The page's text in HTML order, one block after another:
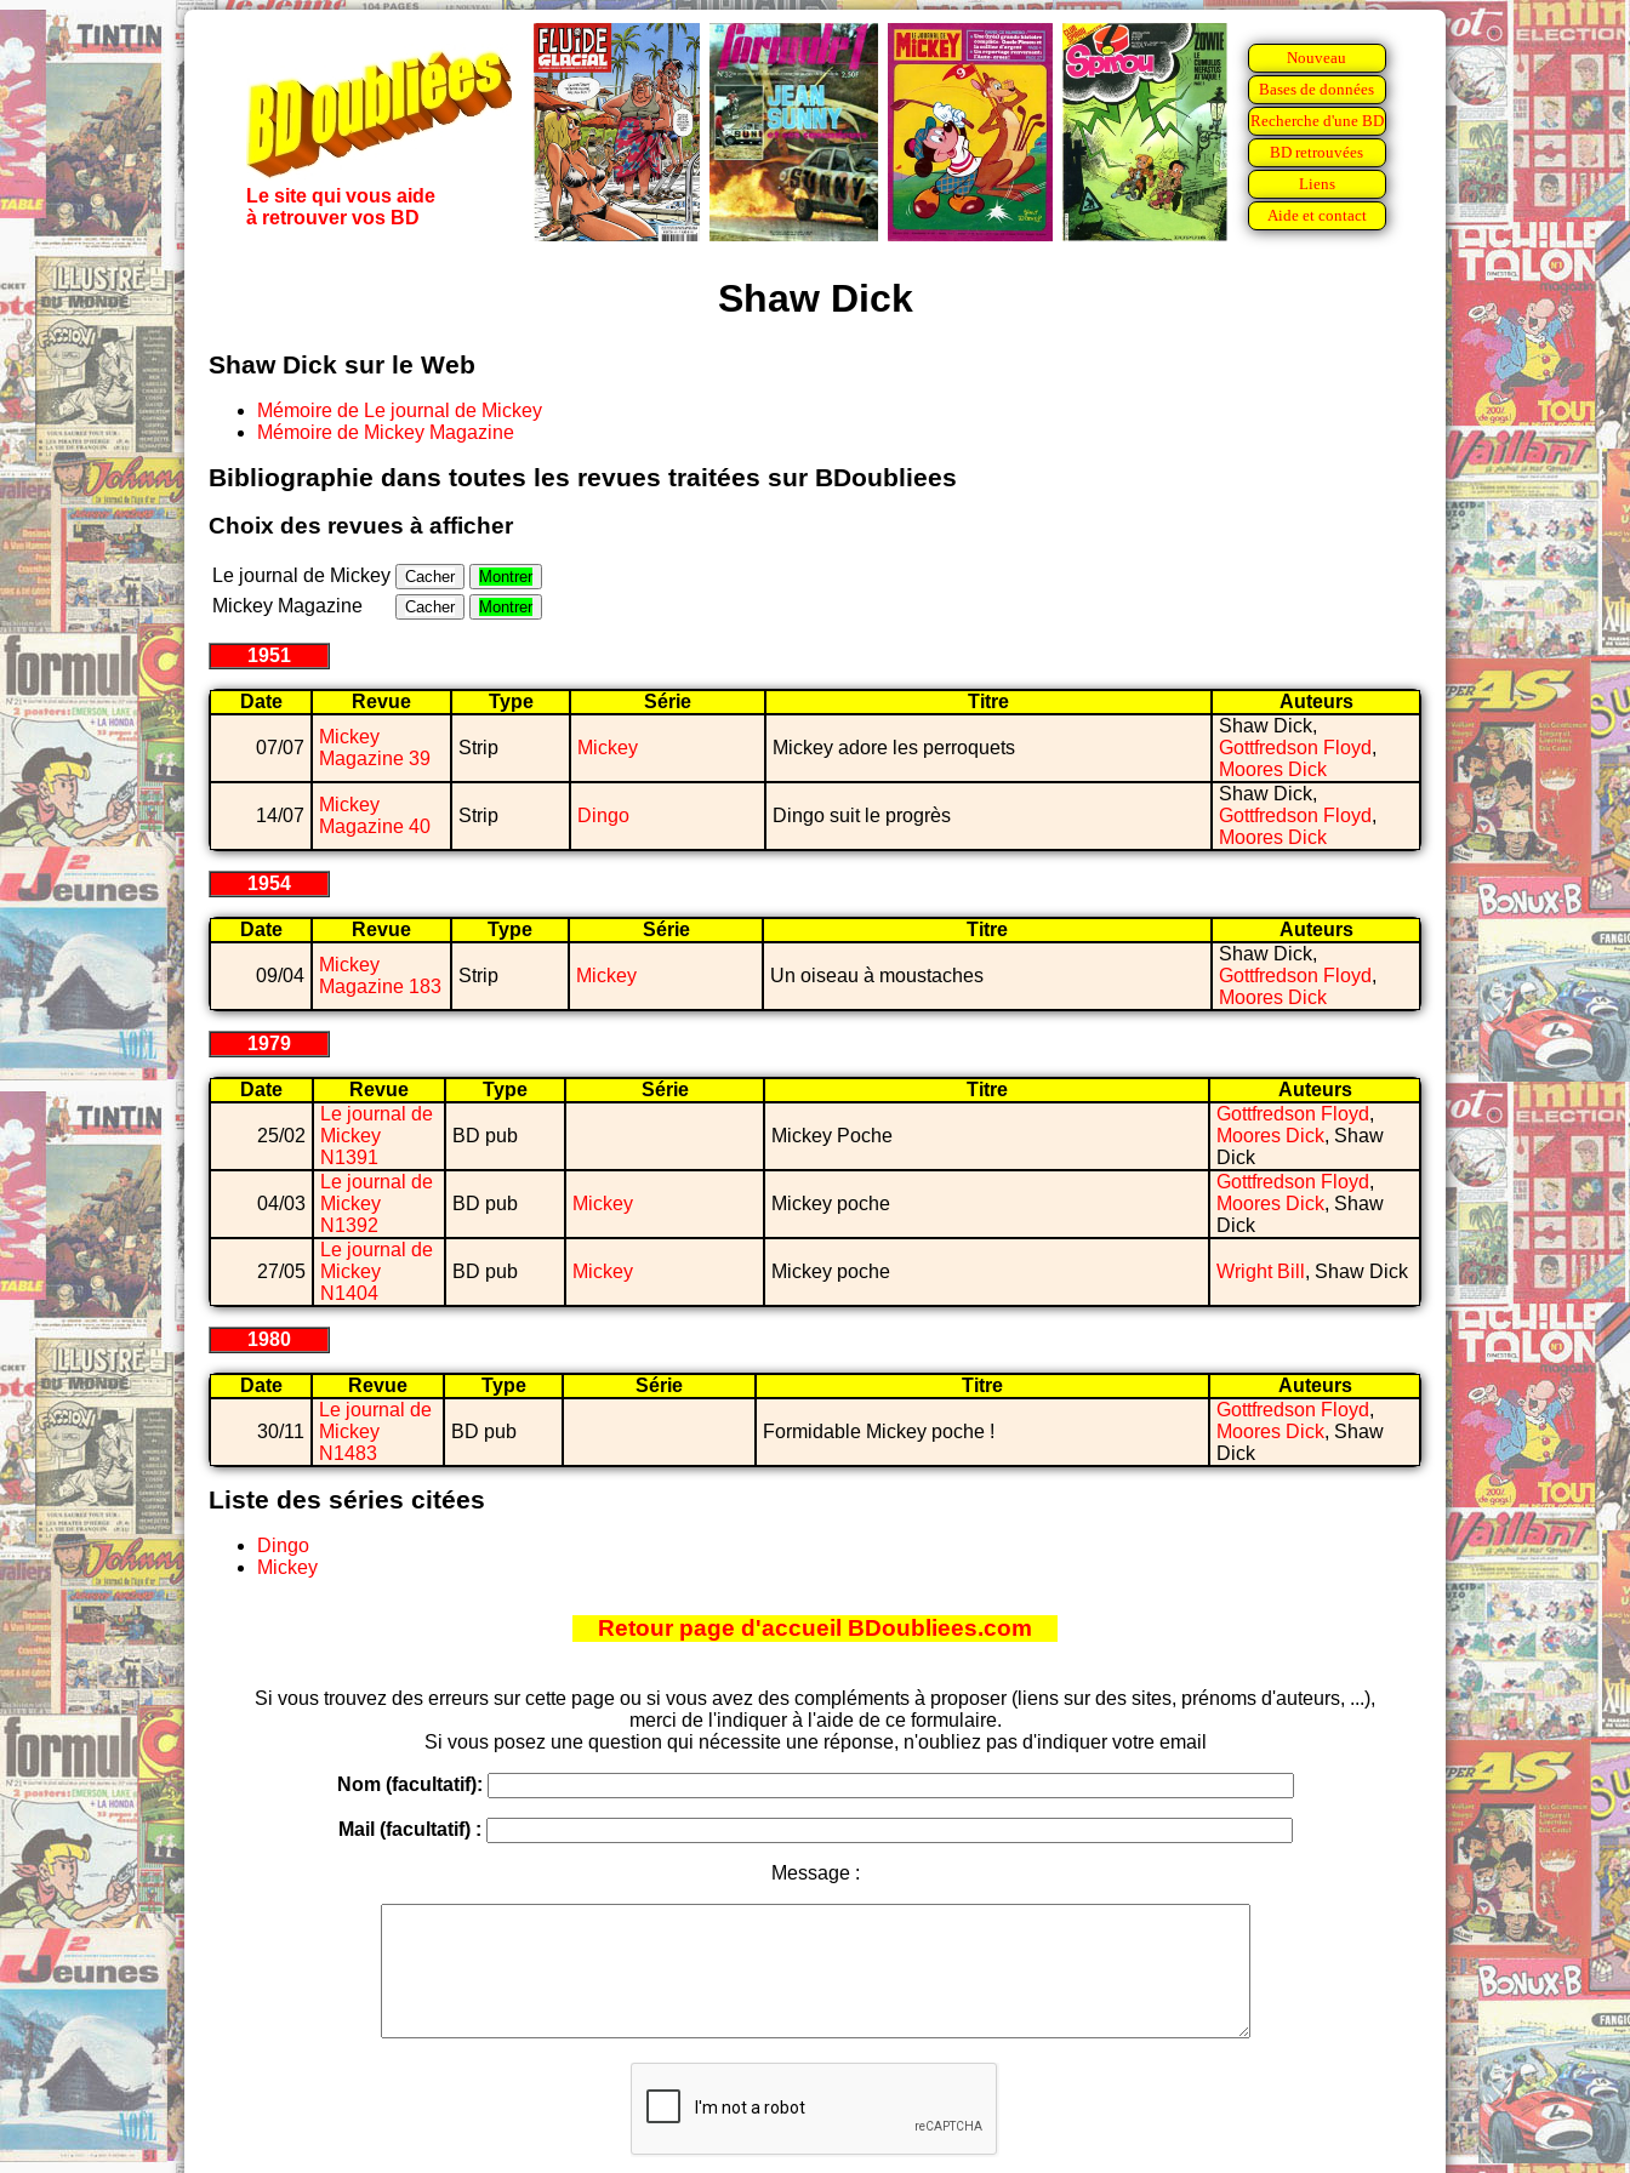
Le site qui vous aide
à retrouver vos BD
Nouveau
Bases de données
Recherche d'une BD
BD retrouvées
Liens
Aide et contact
Shaw Dick
Shaw Dick sur le Web
Mémoire de Le journal de Mickey
Mémoire de Mickey Magazine
Bibliographie dans toutes les revues traitées sur BDoubliees
Choix des revues à afficher
Le journal de Mickey Cacher Montrer
Mickey Magazine Cacher Montrer
1951
Date Revue Type Série Titre Auteurs
07/07
Mickey
Magazine 39
Strip Mickey Mickey adore les perroquets
Shaw Dick,
Gottfredson Floyd,
Moores Dick
14/07
Mickey
Magazine 40
Strip Dingo Dingo suit le progrès
Shaw Dick,
Gottfredson Floyd,
Moores Dick
1954
Date Revue Type Série Titre Auteurs
09/04
Mickey
Magazine 183
Strip Mickey Un oiseau à moustaches
Shaw Dick,
Gottfredson Floyd,
Moores Dick
1979
Date Revue Type Série Titre Auteurs
25/02
Le journal de
Mickey
N1391
BD pub Mickey Poche
Gottfredson Floyd,
Moores Dick, Shaw
Dick
04/03
Le journal de
Mickey
N1392
BD pub Mickey Mickey poche
Gottfredson Floyd,
Moores Dick, Shaw
Dick
27/05
Le journal de
Mickey
N1404
BD pub Mickey Mickey poche Wright Bill , Shaw Dick
1980
Date Revue Type Série Titre Auteurs
30/11
Le journal de
Mickey
N1483
BD pub Formidable Mickey poche !
Gottfredson Floyd,
Moores Dick, Shaw
Dick
Liste des séries citées
Dingo
Mickey
Retour page d'accueil BDoubliees.com
Si vous trouvez des erreurs sur cette page ou si vous avez des compléments à proposer (liens sur des sites, prénoms d'auteurs, ...),
merci de l'indiquer à l'aide de ce formulaire.
Si vous posez une question qui nécessite une réponse, n'oubliez pas d'indiquer votre email
Nom (facultatif):
Mail (facultatif) :
Message :